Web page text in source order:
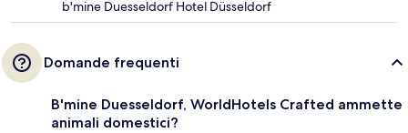
b'mine Duesseldorf Hotel Düsseldorf
Domande frequenti
B'mine Duesseldorf, WorldHotels Crafted ammette
animali domestici?